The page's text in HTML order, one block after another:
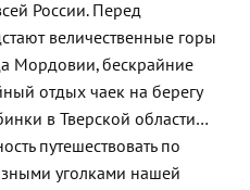
России. Перед
величественные горы
Мордовии, бескрайние
отдых чаек на берегу
в Тверской области…
путешествовать по
уголками нашей